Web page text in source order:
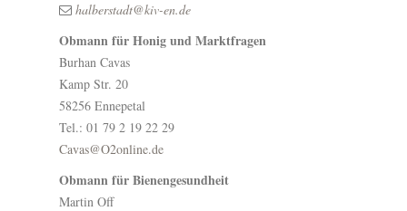
halberstadt@kiv-en.de
Obmann für Honig und Marktfragen
Burhan Cavas
Kamp Str. 20
58256 Ennepetal
Tel.: 01 79 2 19 22 29
Cavas@O2online.de
Obmann für Bienengesundheit
Martin Off